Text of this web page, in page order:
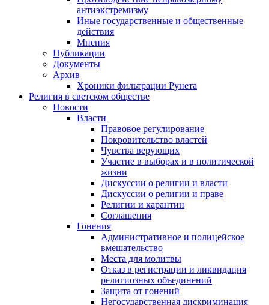
антиэкстремизму
Иные государственные и общественные
действия
Мнения
Публикации
Документы
Архив
Хроники фильтрации Рунета
Религия в светском обществе
Новости
Власти
Правовое регулирование
Покровительство властей
Чувства верующих
Участие в выборах и в политической
жизни
Дискуссии о религии и власти
Дискуссии о религии и праве
Религии и карантин
Соглашения
Гонения
Административное и полицейское
вмешательство
Места для молитвы
Отказ в регистрации и ликвидация
религиозных объединений
Защита от гонений
Негосударственная дискриминация